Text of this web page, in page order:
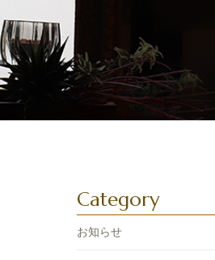
Category
お知らせ